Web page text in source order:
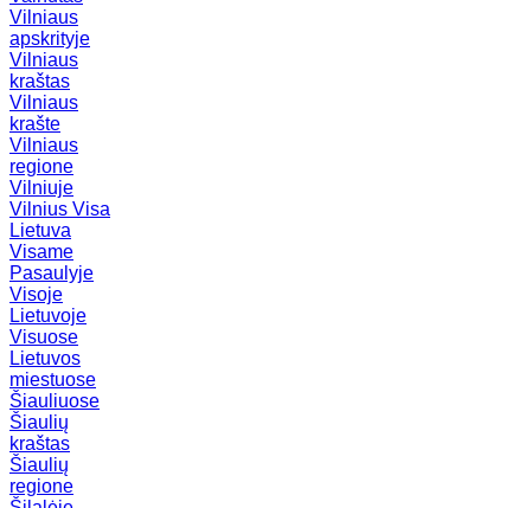
Vilniaus
apskrityje
Vilniaus
kraštas
Vilniaus
krašte
Vilniaus
regione
Vilniuje
Vilnius Visa
Lietuva
Visame
Pasaulyje
Visoje
Lietuvoje
Visuose
Lietuvos
miestuose
Šiauliuose
Šiaulių
kraštas
Šiaulių
regione